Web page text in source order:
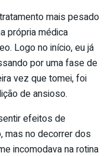
mais pesado
própria médica
Logo no início, eu já
por uma fase de
vez que tomei, foi
de ansioso.
efeitos de
mas no decorrer dos
incomodava na rotina